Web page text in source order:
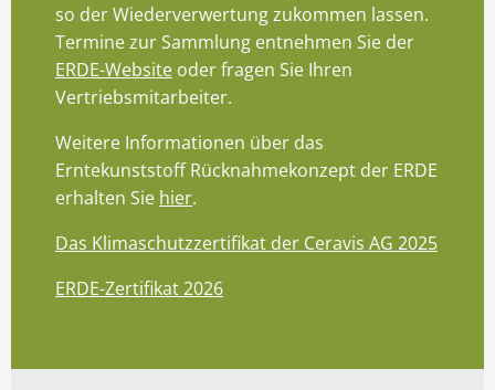
so der Wiederverwertung zukommen lassen.
Termine zur Sammlung entnehmen Sie der
ERDE-Website oder fragen Sie Ihren
Vertriebsmitarbeiter.
Weitere Informationen über das
Erntekunststoff Rücknahmekonzept der ERDE
erhalten Sie hier.
Das Klimaschutzzertifikat der Ceravis AG 2025
ERDE-Zertifikat 2026